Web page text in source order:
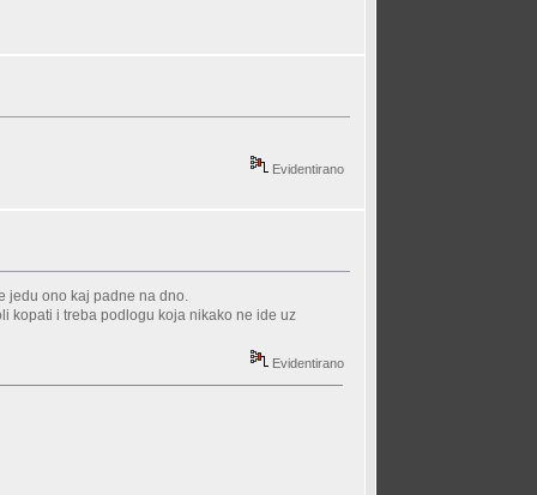
Evidentirano
jedu ono kaj padne na dno.
kopati i treba podlogu koja nikako ne ide uz
Evidentirano